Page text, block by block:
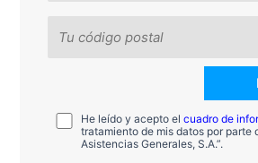
He leído y acepto elcuadro de
tratamiento de mis datos por parte
Asistencias Generales, S.A.”.